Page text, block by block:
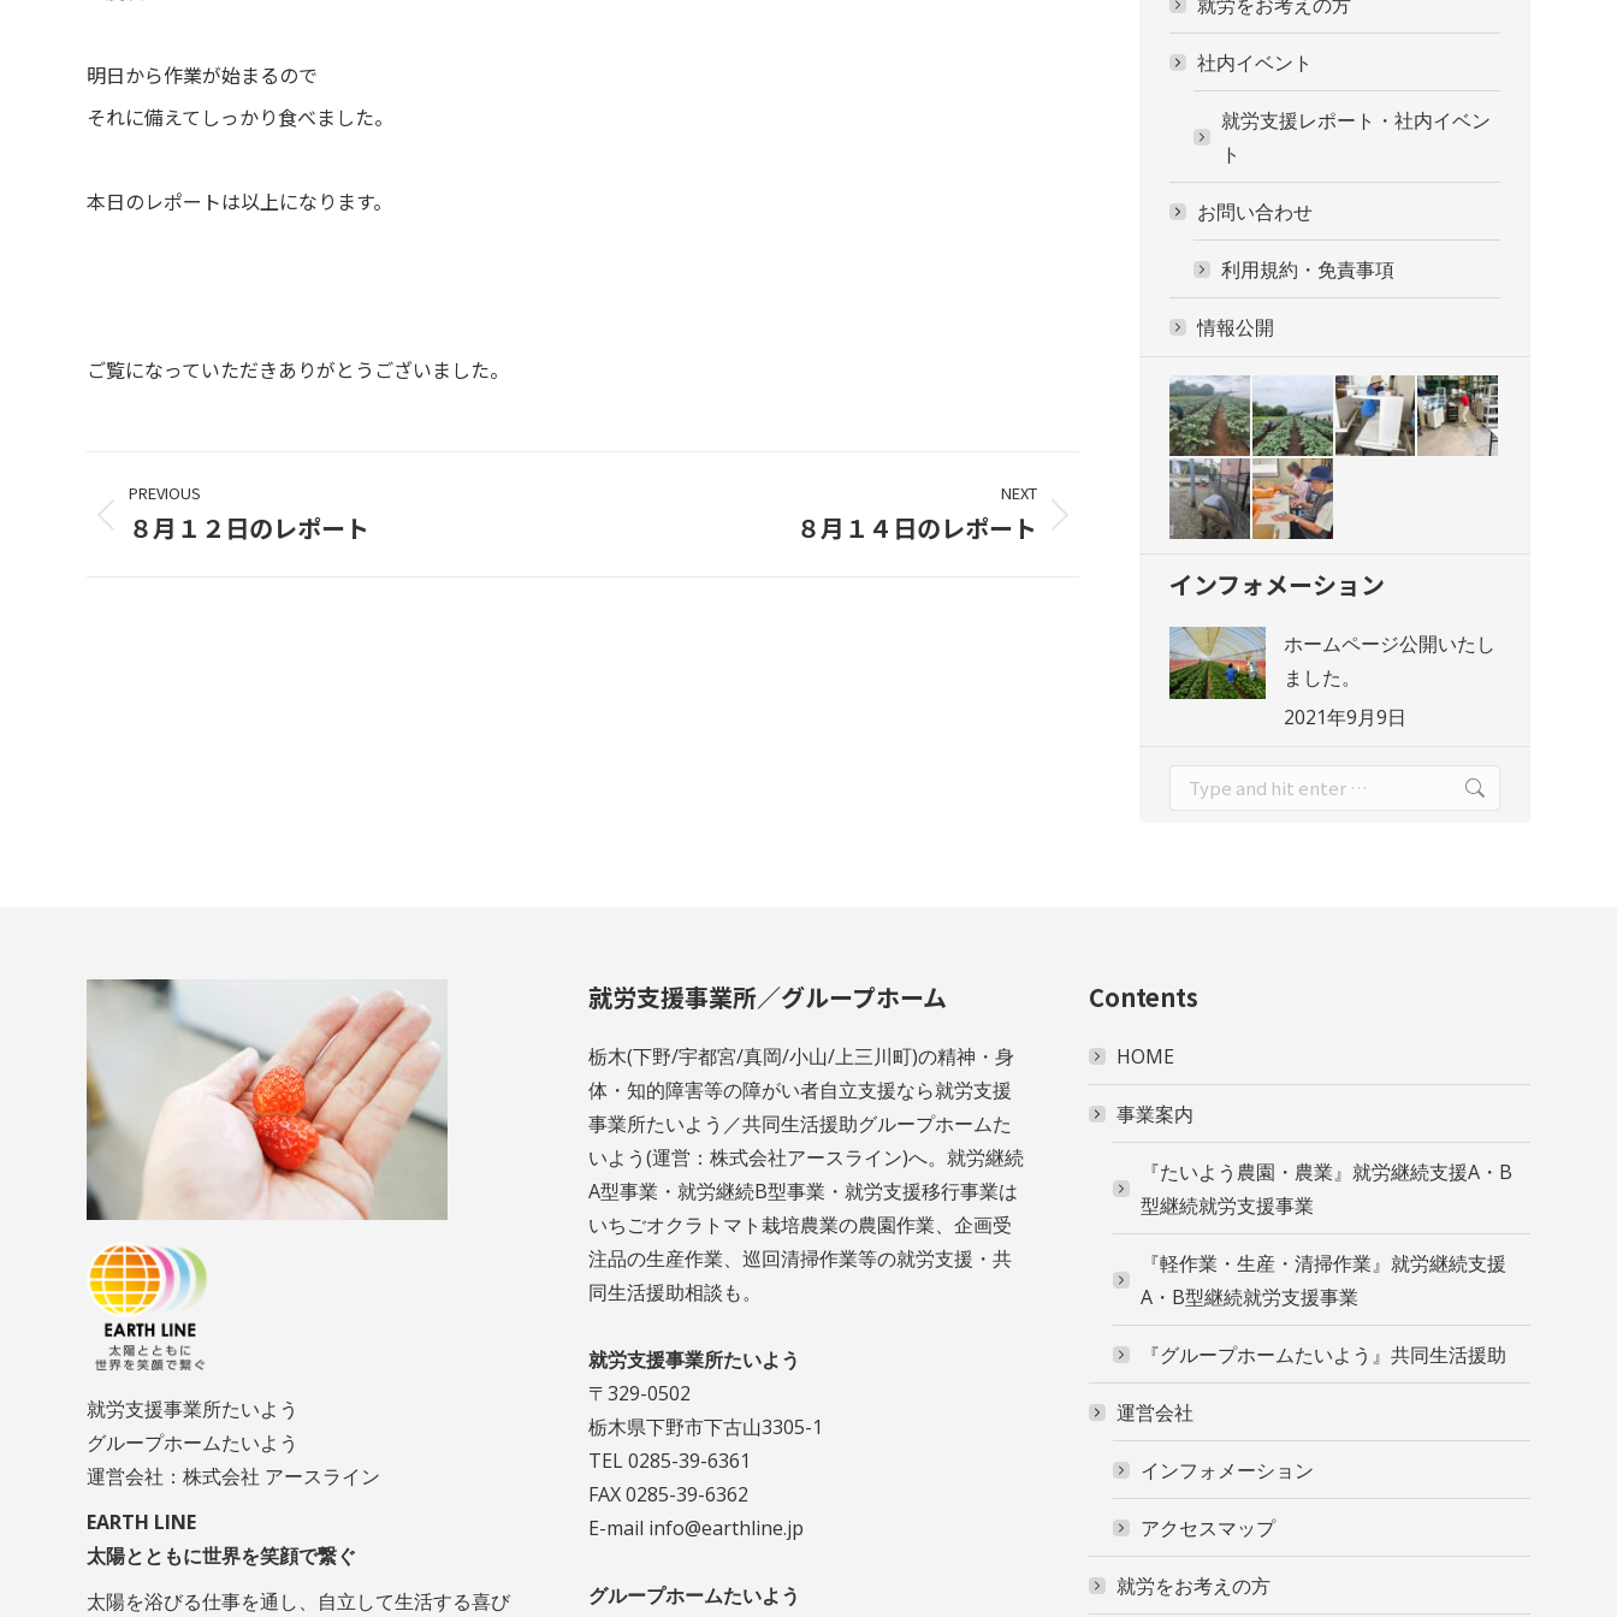
明日から作業が始まるので
それに備えてしっかり食べました。
本日のレポートは以上になります。
ご覧になっていただきありがとうございました。
Project
navigation
PREVIOUS
Previous
８月１２日のレポート
NEXT
８月１４日のレポート
社内イベント
就労支援レポート・社内イベン
ト
お問い合わせ
利用規約・免責事項
情報公開
インフォメーション
ホームページ公開いたし
ました。
2021年9月9日
Search:
就労支援事業所たいよう
グループホームたいよう
運営会社：株式会社 アースライン
EARTH LINE
太陽とともに世界を笑顔で繋ぐ
太陽を浴びる仕事を通し、自立して生活する喜び
就労支援事業所／グループホーム
栃木(下野/宇都宮/真岡/小山/上三川町)の精神・身
体・知的障害等の障がい者自立支援なら就労支援
事業所たいよう／共同生活援助グループホームた
いよう(運営：株式会社アースライン)へ。就労継続
A型事業・就労継続B型事業・就労支援移行事業は
いちごオクラトマト栽培農業の農園作業、企画受
注品の生産作業、巡回清掃作業等の就労支援・共
同生活援助相談も。
就労支援事業所たいよう
〒329-0502
栃木県下野市下古山3305-1
TEL 0285-39-6361
FAX 0285-39-6362
E-mail info@earthline.jp
グループホームたいよう
Contents
HOME
事業案内
『たいよう農園・農業』就労継続支援A・B
型継続就労支援事業
『軽作業・生産・清掃作業』就労継続支援
A・B型継続就労支援事業
『グループホームたいよう』共同生活援助
運営会社
インフォメーション
アクセスマップ
就労をお考えの方